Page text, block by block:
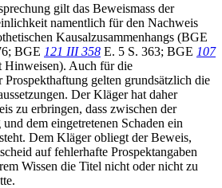
gilt das Beweismass der
namentlich für den Nachweis
Kausalzusammenhangs (BGE
BGE 121 III 358 E. 5 S. 363; BGE 107
Hinweisen). Auch für die
gelten grundsätzlich die
Der Kläger hat daher
zu erbringen, dass zwischen der
dem eingetretenen Schaden ein
Dem Kläger obliegt der Beweis,
auf fehlerhafte Prospektangaben
Wissen die Titel nicht oder nicht zu